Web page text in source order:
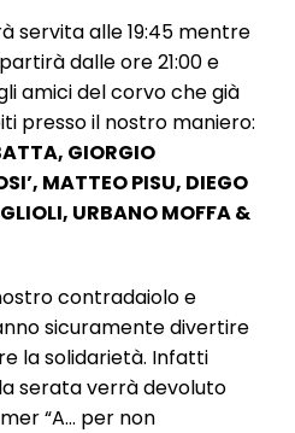
servita alle 19:45 mentre
dalle ore 21:00 e
amici del corvo che già
presso il nostro maniero:
GIORGIO
MATTEO PISU, DIEGO
URBANO MOFFA &
contradaiolo e
sicuramente divertire
la solidarietà. Infatti
serata verrà devoluto
“A… per non